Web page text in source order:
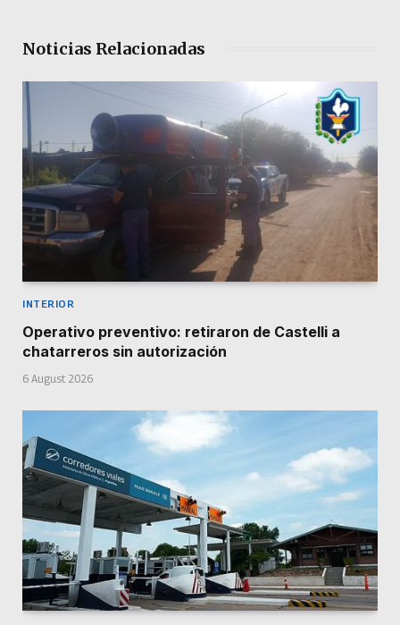
Noticias Relacionadas
INTERIOR
Operativo preventivo: retiraron de Castelli a
chatarreros sin autorización
6 August 2026